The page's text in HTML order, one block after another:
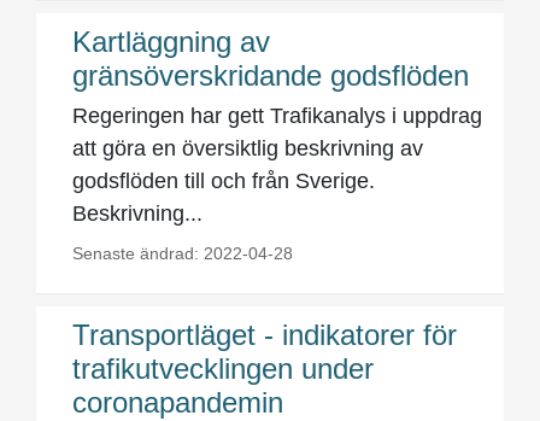
Kartläggning av
gränsöverskridande godsflöden
Regeringen har gett Trafikanalys i uppdrag
att göra en översiktlig beskrivning av
godsflöden till och från Sverige.
Beskrivning...
Senaste ändrad: 2022-04-28
Transportläget - indikatorer för
trafikutvecklingen under
coronapandemin